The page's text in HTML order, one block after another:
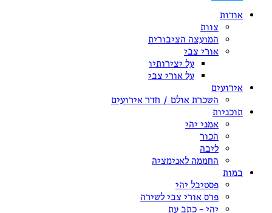
אודות
צוות
המועצה הציבורית
אורי צבי
על יצירותיו
על אורי צבי
אירועים
השכרת אולם / חדר אירועים
תוכניות
אמני יהי
הכור
ליבה
החממה לאנימציה
במות
פסטיבל יהי
פרס אורי צבי לשירה
יהי – כתב עת